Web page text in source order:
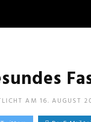
AM 16. AUGUST